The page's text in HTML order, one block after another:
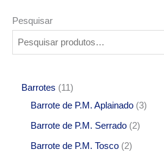
Pesquisar
Barrotes
11
Barrote de P.M. Aplainado 3
Barrote de P.M. Serrado 2
Barrote de P.M. Tosco 2